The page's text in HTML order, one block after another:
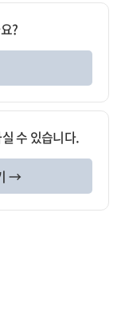
?
수 있습니다.
→